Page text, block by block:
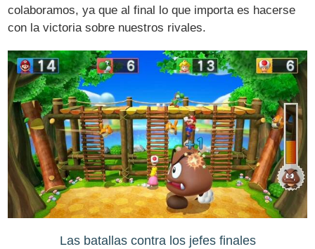
colaboramos, ya que al final lo que importa es hacerse
con la victoria sobre nuestros rivales.
Las batallas contra los jefes finales